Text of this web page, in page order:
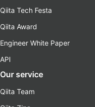
Qiita Tech Festa
Qiita Award
Engineer White Paper
API
Our service
Qiita Team